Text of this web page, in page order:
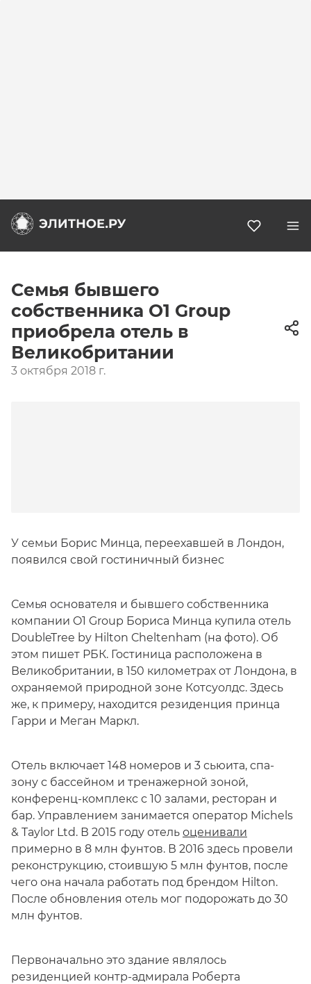
Семья бывшего
собственника O1 Group
приобрела отель в
Великобритании
3 октября 2018 г.
У семьи Борис Минца, переехавшей в Лондон,
появился свой гостиничный бизнес
Семья основателя и бывшего собственника
компании O1 Group Бориса Минца купила отель
DoubleTree by Hilton Cheltenham (на фото). Об
этом пишет РБК. Гостиница расположена в
Великобритании, в 150 километрах от Лондона, в
охраняемой природной зоне Котсуолдс. Здесь
же, к примеру, находится резиденция принца
Гарри и Меган Маркл.
Отель включает 148 номеров и 3 сьюита, спа-
зону с бассейном и тренажерной зоной,
конференц-комплекс с 10 залами, ресторан и
бар. Управлением занимается оператор Michels
& Taylor Ltd. В 2015 году отель оценивали
примерно в 8 млн фунтов. В 2016 здесь провели
реконструкцию, стоившую 5 млн фунтов, после
чего она начала работать под брендом Hilton.
После обновления отель мог подорожать до 30
млн фунтов.
Первоначально это здание являлось
резиденцией контр-адмирала Роберта